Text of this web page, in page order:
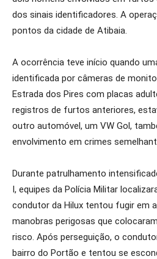
dos sinais identificadores. A
pontos da cidade de Atibaia.
A ocorrência teve início quando
identificada por câmeras de
Estrada dos Pires com placas
registros de furtos anteriores,
outro automóvel, um VW Gol,
envolvimento em crimes
Durante patrulhamento
I, equipes da Polícia Militar
condutor da Hilux tentou fugir em
manobras perigosas que
risco. Após perseguição, o
bairro do Portão e tentou se